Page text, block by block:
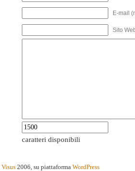
E-mail
Sito
caratteri disponibili
Visus 2006, su piattaforma WordPress